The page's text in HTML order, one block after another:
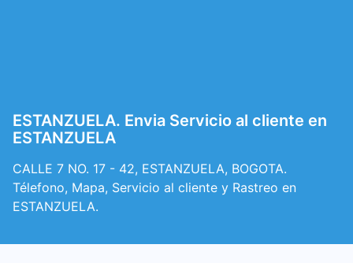
ESTANZUELA. Envia Servicio al cliente en
ESTANZUELA
CALLE 7 NO. 17 - 42, ESTANZUELA, BOGOTA.
Télefono, Mapa, Servicio al cliente y Rastreo en
ESTANZUELA.